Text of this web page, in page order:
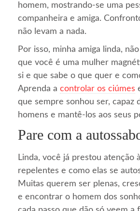
homem, mostrando-se uma
companheira e amiga.
não levam a nada.
Por isso, minha amiga linda,
que você é uma mulher
si e que sabe o que quer e
Aprenda acontrolar os ciúmes
que sempre sonhou ser, capaz
homens e mantê-los aos seus
Pare com a
Linda, você já prestou atenção
repelentes e como elas se
Muitas querem ser plenas,
e encontrar o homem dos